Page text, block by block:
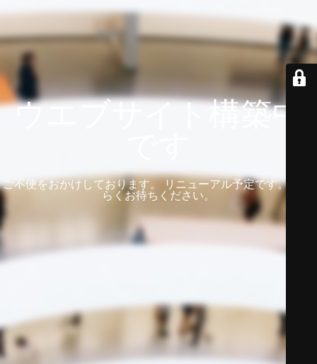
ウエブサイト構築中
ご不便をおかけしております。 リニューアル予定です。 しば
らくお待ちください。